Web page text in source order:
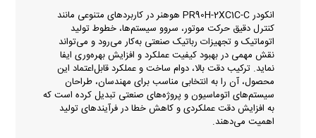
انکودر PR90H-2XC1C-C هوهنر در کاربردهای متنوعی مانند
کنترل دقیق حرکت موتور، سروو سیستم‌ها، خطوط تولید
اتوماتیک و تجهیزات رباتیک صنعتی به‌کار می‌رود و می‌تواند
نقش مهمی در بهبود کیفیت عملکرد و افزایش بهره‌وری ایفا
نماید. ترکیب دقت بالا، دوام ساخت و عملکرد قابل‌اعتماد این
محصول، آن را به انتخابی مناسب برای مهندسان، طراحان
سیستم‌های اتوماسیون و پروژه‌های صنعتی تبدیل کرده است که
به افزایش دقت عملکردی و کاهش خطا در فرآیندهای تولید
اهمیت می‌دهند.